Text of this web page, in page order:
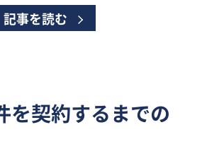
記事を読む
を契約するまでの